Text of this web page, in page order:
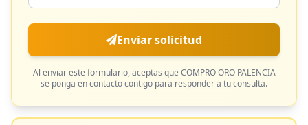
Enviar solicitud
Al enviar este formulario, aceptas que COMPRO ORO PALENCIA
se ponga en contacto contigo para responder a tu consulta.